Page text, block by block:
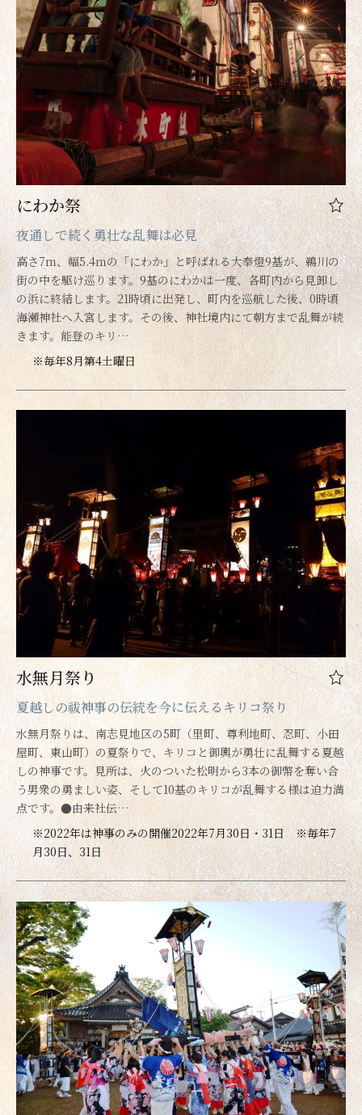
にわか祭
夜通しで続く勇壮な乱舞は必見
高さ7ｍ、幅5.4ｍの「にわか」と呼ばれる大奉燈9基が、鵜川の
街の中を駆け巡ります。9基のにわかは一度、各町内から見卸し
の浜に終結します。21時頃に出発し、町内を巡航した後、0時頃
海瀬神社へ入宮します。その後、神社境内にて朝方まで乱舞が続
きます。能登のキリ…
※毎年8月第4土曜日
水無月祭り
夏越しの祓神事の伝統を今に伝えるキリコ祭り
水無月祭りは、南志見地区の5町（里町、尊利地町、忍町、小田
屋町、東山町）の夏祭りで、キリコと御輿が勇壮に乱舞する夏越
しの神事です。見所は、火のついた松明から3本の御幣を奪い合
う男衆の勇ましい姿、そして10基のキリコが乱舞する様は迫力満
点です。●由来社伝…
※2022年は神事のみの開催2022年7月30日・31日 ※毎年7
月30日、31日